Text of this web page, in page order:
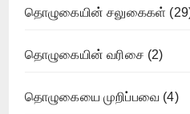
தொழுகையின் சலுகைகள்
தொழுகையின் வரிசை (2)
தொழுகையை முறிப்பவை (4)